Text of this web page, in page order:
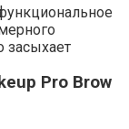
засыхает
Pro Brow